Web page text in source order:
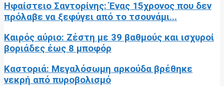
Ηφαίστειο Σαντορίνης: Ένας 15χρονος που δεν
πρόλαβε να ξεφύγει από το τσουνάμι...
Καιρός αύριο: Ζέστη με 39 βαθμούς και ισχυροί
βοριάδες έως 8 μποφόρ
Καστοριά: Μεγαλόσωμη αρκούδα βρέθηκε
νεκρή από πυροβολισμό